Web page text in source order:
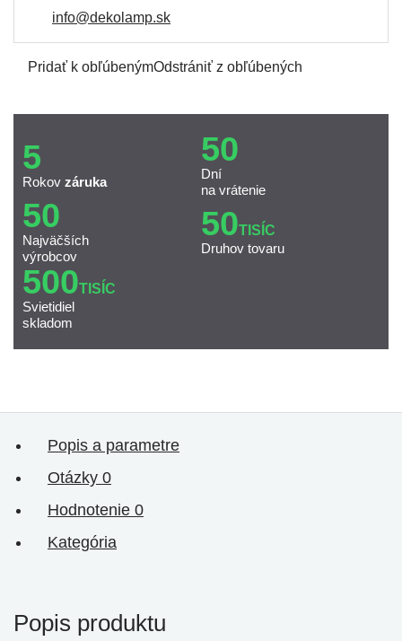
info@dekolamp.sk
Pridať k obľúbenýmOdstrániť z obľúbených
5
Rokov záruka
50
Dní
na vrátenie
50
Najväčších
výrobcov
50TISÍC
Druhov tovaru
500TISÍC
Svietidiel
skladom
Popis a parametre
Otázky 0
Hodnotenie 0
Kategória
Popis produktu